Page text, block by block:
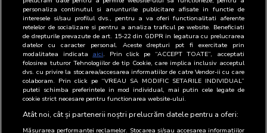
Cel mai mare client publicitar pe piața radio este Zdrovit,
distribuitor de produse farmaceutice și suplimente
alimentare, cu un buget de 28,5 milioane de euro (rate
card). ALTEX și Media Galaxy ocupă următoarele două
locuri în top, cu 9,8 milioane de euro (rate card),
respectiv 6,8 milioane de euro (rate card).
personaliza continutul si anunturile publicitare afisate in functie de
interesele si/sau profilul dvs., pentru a va oferi functionalitati aferente
retelelor de socializare si pentru a analiza traficul pe website. Beneficiati
de drepturile prevazute de art. 15-22 din GDPR in legatura cu prelucrarea
datelor cu caracter personal. Aceste drepturi pot fi exercitate prin
modalitatea indicata aici. Prin click pe “ACCEPT TOATE”, acceptati
folosirea tuturor Tehnologiilor de tip Cookie, care implica inclusiv acceptul
dvs. cu privire la stocarea/accesarea informatiilor de catre Vendor-ii cu care
colaboram. Prin click pe “VREAU SA MODIFIC SETARILE INDIVIDUAL”
puteti schimba preferintele in mod individual, mai putin cele legate de
cookie strict necesare pentru functionarea website-ului.
Atât noi, cât și partenerii noștri prelucrăm datele pentru a oferi:
Măsurarea performanței reclamelor. Stocarea și/sau accesarea informațiilor